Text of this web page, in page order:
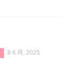
8 6 月, 2025